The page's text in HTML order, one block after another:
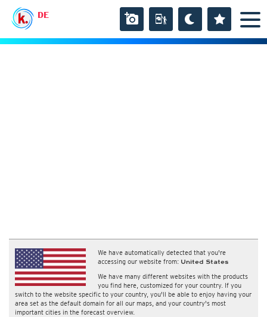
DE
We have automatically detected that you're
accessing our website from: United States
We have many different websites with the products
you find here, customized for your country. If you
switch to the website specific to your country, you'll be able to enjoy having your
area set as the default domain for all our maps, and your country's most
important cities in the forecast overview.